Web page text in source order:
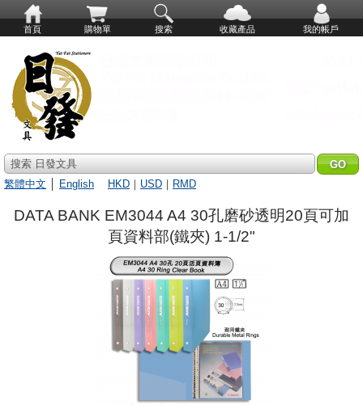
首頁 購物單 搜索 收藏產品 我的帳戶
搜索 日發文具
繁體中文
English HKD ｜ USD ｜ RMD
DATA BANK EM3044 A4 30孔磨砂透明20頁可加
頁資料部(鐵夾) 1-1/2"